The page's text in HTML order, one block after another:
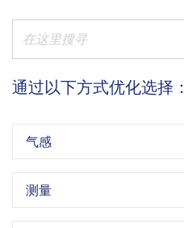
通过以下方式优化选择：
气感
测量